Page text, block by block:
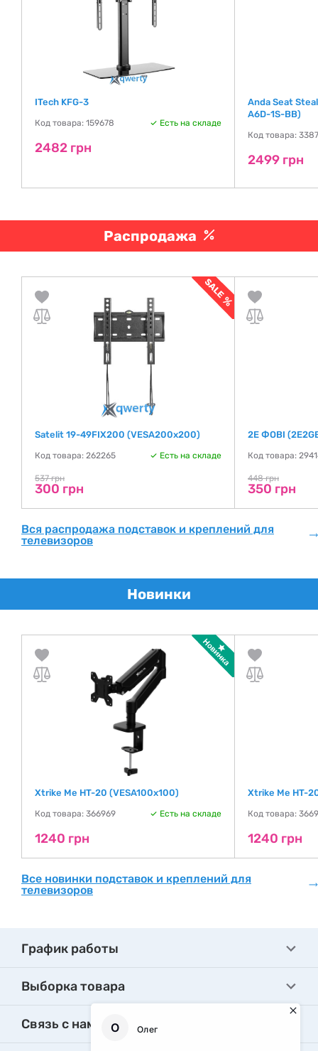
ITech KFG-3
Код товара: 159678 Есть на складе
2482 грн
Anda Seat
A6D-1S-BB)
Код товара:
2499 грн
Распродажа
Satelit 19-49FIX200 (VESA200х200)
Код товара: 262265 Есть на складе
537 грн
300 грн
2E ФОВІ
Код товара:
448 грн
350 грн
Вся распродажа подставок и креплений для
телевизоров
Новинки
Xtrike Me HT-20 (VESA100х100)
Код товара: 366969 Есть на складе
1240 грн
Xtrike Me HT-
Код товара:
1240 грн
Все новинки подставок и креплений для
телевизоров
График работы
Выборка товара
Связь с нами